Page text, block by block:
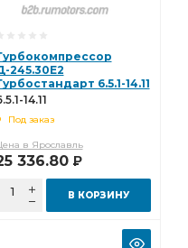
245.30Е2
6.5.1-14.11
14.11
Под заказ
в Ярославль
336.80 Р
В КОРЗИНУ